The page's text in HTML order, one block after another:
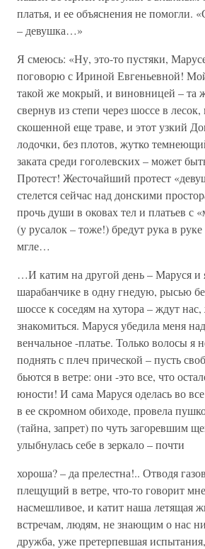
платья, и ее объяснения не помогли.
– девушка…»
Я смеюсь: «Ну, это-то пустяки,
поговорю с Ириной Евгеньевной!
такой же мокрый, и виновницей – та
свернув из степи через шоссе в
скошенной еще траве, и этот узкий
лодочки, без плотов, жутко
заката среди гоголевских – может
Протест! Жесточайший протест
стелется сейчас над донскими
прочь души в оковах тел и платьев с
(у русалок – тоже!) бредут рука в
мгле…
…И катим на другой день – Маруся и
шарабанчике в одну гнедую, рысью
шоссе к соседям на хутора – ждут
знакомиться. Маруся убедила меня
венчальное -платье. Только волосы я
поднять с плеч прической – пусть
бьются в ветре: они -это все, что
юности! И сама Маруся оделась во все
в ее скромном обиходе, провела
(тайна, запрет) по чуть загоревшим
улыбнулась себе в зеркало – почти
хороша? – да прелестна!.. Отводя
плещущий в ветре, что-то говорит
насмешливое, и катит наша летящая
встречам, людям, не знающим о нас
дружба, уже претерпевшая